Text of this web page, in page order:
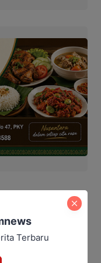
ipau
Terbaru